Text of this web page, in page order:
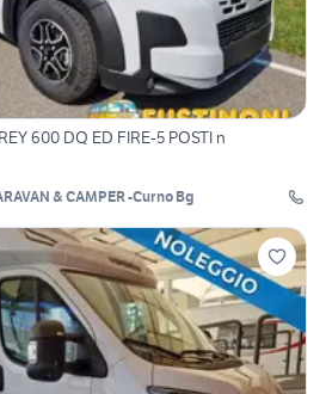
600 DQ ED FIRE-5 POSTI n
& CAMPER -Curno Bg